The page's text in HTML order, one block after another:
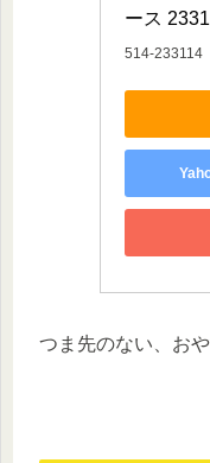
ース
514-233114
つま先のない、お